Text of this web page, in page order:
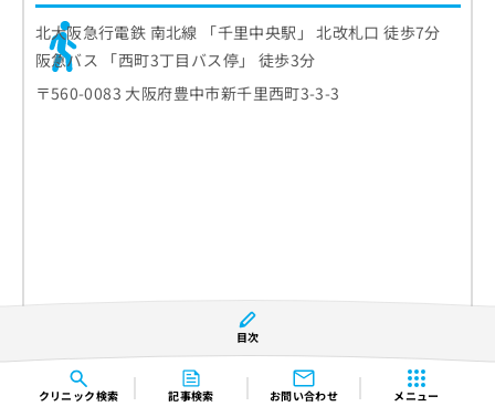
クリニック検索 記事検索 お問い合わせ メニュー
北大阪急行電鉄 南北線 「千里中央駅」 北改札口 徒歩7分
阪急バス 「西町3丁目バス停」 徒歩3分
〒560-0083 大阪府豊中市新千里西町3-3-3
目次